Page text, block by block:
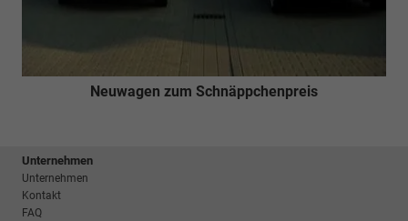
Neuwagen zum Schnäppchenpreis
Unternehmen
Unternehmen
Kontakt
FAQ